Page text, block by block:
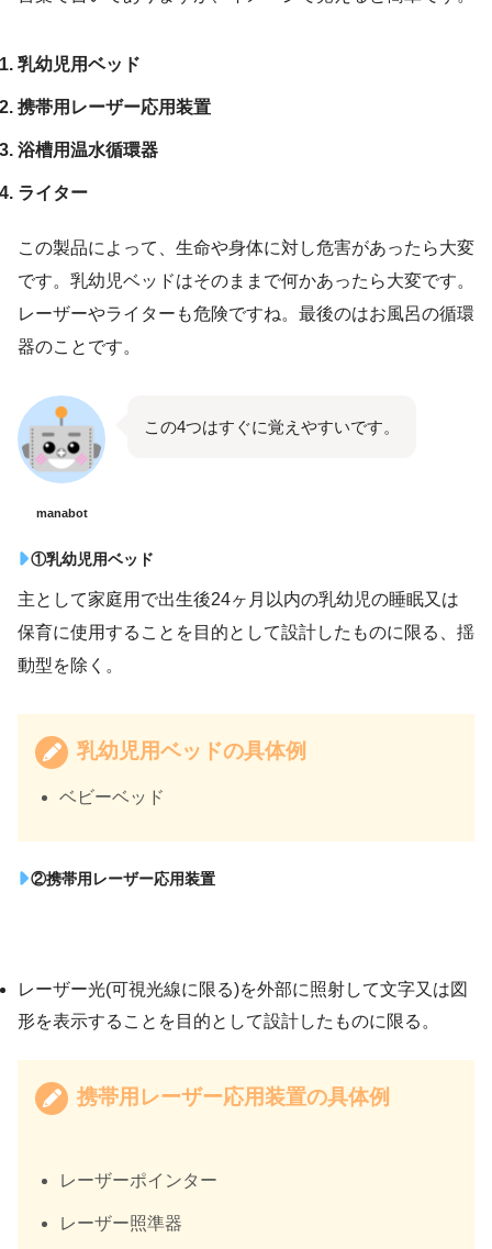
乳幼児用ベッド
携帯用レーザー応用装置
浴槽用温水循環器
ライター
この製品によって、生命や身体に対し危害があったら大変
です。乳幼児ベッドはそのままで何かあったら大変です。
レーザーやライターも危険ですね。最後のはお風呂の循環
器のことです。
manabot
この4つはすぐに覚えやすいです。
①乳幼児用ベッド
主として家庭用で出生後24ヶ月以内の乳幼児の睡眠又は
保育に使用することを目的として設計したものに限る、揺
動型を除く。
乳幼児用ベッドの具体例
ベビーベッド
②携帯用レーザー応用装置
レーザー光(可視光線に限る)を外部に照射して文字又は図
形を表示することを目的として設計したものに限る。
携帯用レーザー応用装置の具体例
レーザーポインター
レーザー照準器